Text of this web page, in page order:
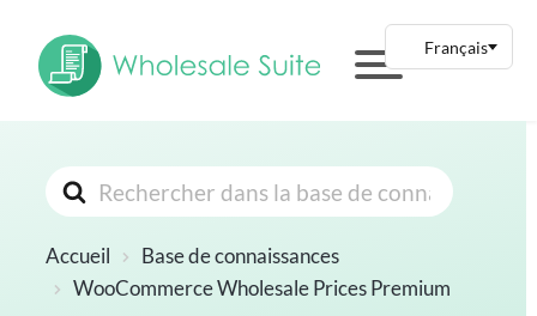
Rechercher
Accueil
Base de connaissances
WooCommerce Wholesale Prices Premium